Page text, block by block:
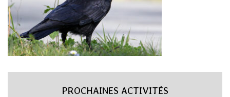
PROCHAINES ACTIVITÉS